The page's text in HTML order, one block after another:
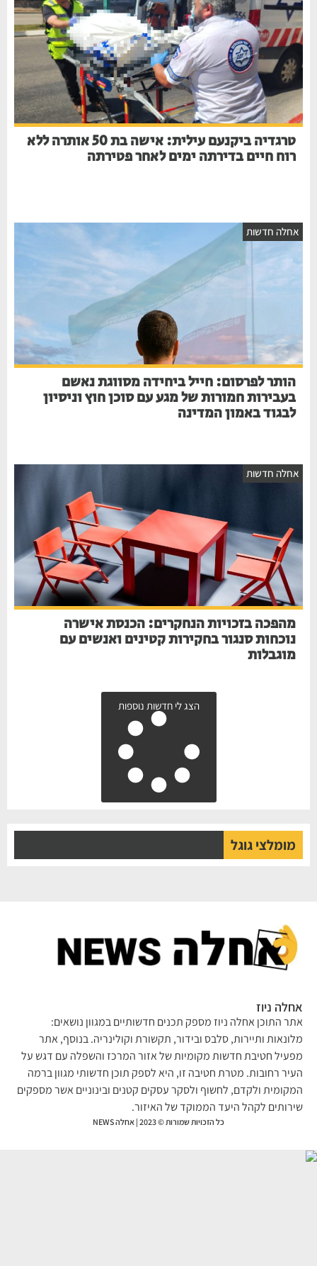
טרגדיה ביקנעם עילית: אישה בת 50 אותרה ללא
רוח חיים בדירתה ימים לאחר פטירתה
חדשות
הותר לפרסום: חייל ביחידה מסווגת נאשם
בעבירות חמורות של מגע עם סוכן חוץ וניסיון
לבגוד באמון המדינה
חדשות
מהפכה בזכויות הנחקרים: הכנסת אישרה
נוכחות סנגור בחקירות קטינים ואנשים עם
מוגבלות
הצג לי חדשות נוספות
מומלצי גוגל
ניוז
התוכן אחלה ניוז מספק תכנים חדשותיים במגוון נושאים:
ותיירות, סלבס ובידור, תקשורת וקולינריה. בנוסף, אתר
חטיבת חדשות מקומיות של אזור המרכז והשפלה עם דגש על
רחובות. מטרת חטיבה זו, היא לספק תוכן חדשותי מגוון ברמה
ולקדם, לחשוף ולסקר עסקים קטנים ובינוניים אשר מספקים
לקהל היעד הממוקד של האיזור.
כל הזכויות שמורות © 2023 | אחלה NEWS